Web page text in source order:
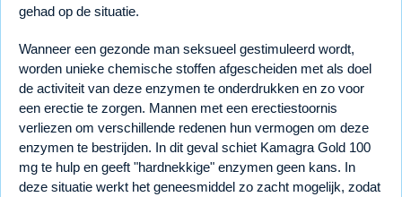
gehad op de situatie.
Wanneer een gezonde man seksueel gestimuleerd wordt,
worden unieke chemische stoffen afgescheiden met als doel
de activiteit van deze enzymen te onderdrukken en zo voor
een erectie te zorgen. Mannen met een erectiestoornis
verliezen om verschillende redenen hun vermogen om deze
enzymen te bestrijden. In dit geval schiet Kamagra Gold 100
mg te hulp en geeft "hardnekkige" enzymen geen kans. In
deze situatie werkt het geneesmiddel zo zacht mogelijk, zodat